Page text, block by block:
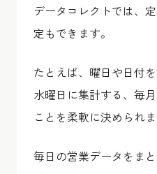
データコレクトでは、
定もできます。
たとえば、曜日や日付
水曜日に集計する、毎
ことを柔軟に決められま
毎日の営業データをま